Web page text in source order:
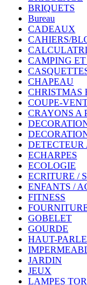
BRIQUETS
Bureau
CADEAUX
CAHIERS/
CAMPING
CHAPEAU
CHRISTMAS
COUPE-
CRAYONS A
DETECTEUR
ECHARPES
ECOLOGIE
ECRITURE /
ENFANTS /
FITNESS
GOBELET
GOURDE
HAUT-
JARDIN
JEUX
LAMPES